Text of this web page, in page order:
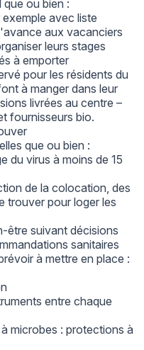
ou bien :
avec liste
aux vacanciers
leurs stages
à emporter
pour les résidents du
à manger dans leur
livrées au centre –
fournisseurs bio.
que ou bien :
du virus à moins de 15
de la colocation, des
trouver pour loger les
être suivant décisions
sanitaires
à mettre en place :
entre chaque
microbes : protections à